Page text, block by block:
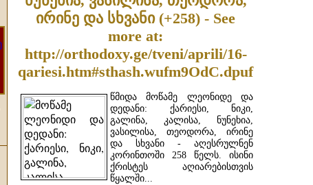
ირინე და სხვანი (+258) - See
more at:
http://orthodoxy.ge/tveni/aprili/16-
qariesi.htm#sthash.wufm9OdC.dpuf
წმიდა მოწამე ლეონიდე და
დედანი: ქარიესი, ნიკი,
გალინა, კალისა, ნუნეხია,
ვასილისა, თეოდორა, ირინე
და სხვანი - აღესრულნენ
კორინთოში 258 წელს. ისინი
ქრისტეს აღიარებისთვის
წყალში...